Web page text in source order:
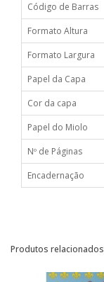
Código de Barras
Formato Altura
Formato Largura
Papel da Capa
Cor da capa
Papel do Miolo
Nº de Páginas
Encadernação
Produtos relacionados